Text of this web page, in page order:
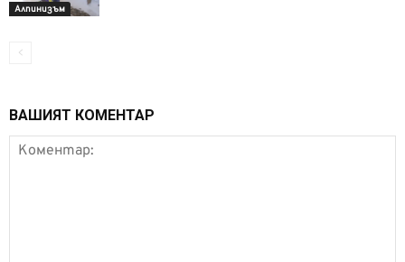
Алпинизъм
ВАШИЯТ КОМЕНТАР